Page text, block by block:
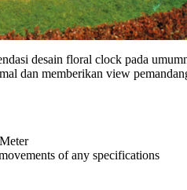
desain floral clock pada
dan memberikan view
of any specifications